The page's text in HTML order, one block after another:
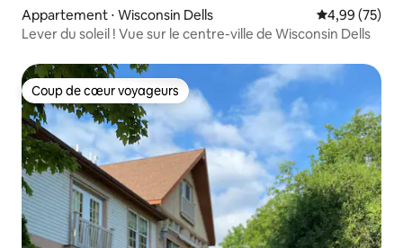
Appartement ⋅ Wisconsin Dells Évaluation
4,99 (75)
Lever du soleil ! Vue sur le centre-ville de Wisconsin Dells
Coup de cœur voyageurs
Coup de cœur voyageurs